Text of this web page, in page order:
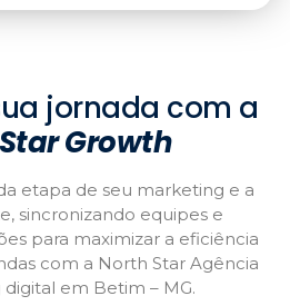
jornada com a
Growth
etapa de seu marketing e a
sincronizando equipes e
para maximizar a eficiência
com a North Star Agência
em Betim – MG.